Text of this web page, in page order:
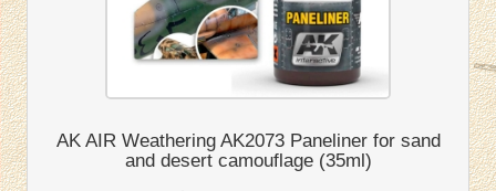
AK AIR Weathering AK2073 Paneliner for sand
and desert camouflage (35ml)